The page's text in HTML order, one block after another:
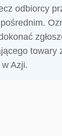
odbiorcy
towary
Azji.